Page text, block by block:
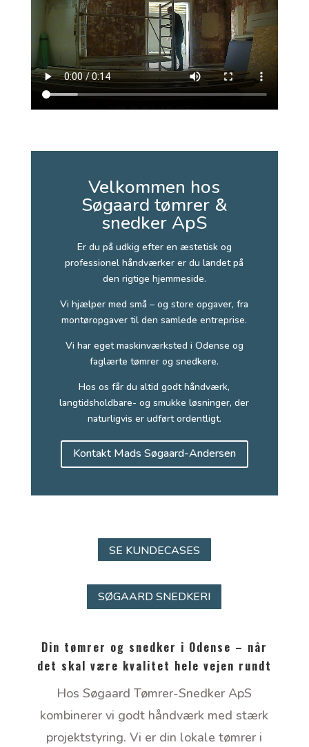
Velkommen hos
Søgaard tømrer &
snedker ApS
Er du på udkig efter en æstetisk og
professionel håndværker er du landet på
den rigtige hjemmeside.
Vi hjælper med små – og store opgaver, fra
montøropgaver til den samlede entreprise.
Vi har eget maskinværksted i Odense og
faglærte tømrer og snedkere.
Hos os får du altid godt håndværk,
langtidsholdbare- og smukke løsninger, der
naturligvis er udført ordentligt.
Kontakt Mads Søgaard-Andersen
SE KUNDECASES
SØGAARD SNEDKERI
Din tømrer og snedker i Odense – når
det skal være kvalitet hele vejen rundt
Hos Søgaard Tømrer-Snedker ApS
kombinerer vi godt håndværk med stærk
projektstyring. Vi er din lokale tømrer i